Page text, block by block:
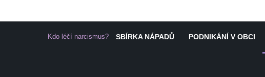
Kdo léčí narcismus? SBÍRKA NÁPADŮ PODNIKÁNÍ V OBCI